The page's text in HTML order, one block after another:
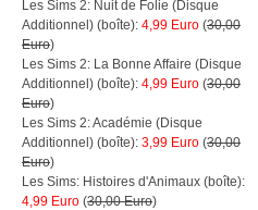
Les Sims 2: Nuit de Folie (Disque
Additionnel) (boîte): 4,99 Euro (30,00
Euro)
Les Sims 2: La Bonne Affaire (Disque
Additionnel) (boîte): 4,99 Euro (30,00
Euro)
Les Sims 2: Académie (Disque
Additionnel) (boîte): 3,99 Euro (30,00
Euro)
Les Sims: Histoires d'Animaux (boîte):
4,99 Euro (30,00 Euro)